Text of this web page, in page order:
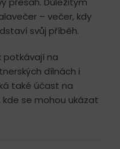
– večer, kdy
svůj příběh.
potkávají na
dílnách i
také účast na
kde se mohou ukázat